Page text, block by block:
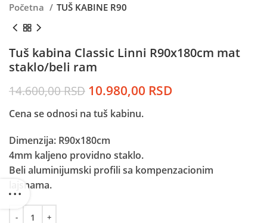
Početna TUŠ KABINE R90
Tuš kabina Classic Linni R90x180cm mat
staklo/beli ram
14.600,00RSD Originalna
je
bila:
14.600,00 RSD.
10.980,00 RSDTrenutna
Cena se odnosi na tuš kabinu.
Dimenzija: R90x180cm
4mm kaljeno providno staklo.
Beli aluminijumski profili sa kompenzacionim
lajsnama.